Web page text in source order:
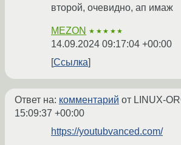
второй, очевидно, ап имаж
MEZON ★★★★★
14.09.2024 09:17:04 +00:00
Ссылка
Ответ на: комментарий от LINUX-
15:09:37 +00:00
https://youtubvanced.com/